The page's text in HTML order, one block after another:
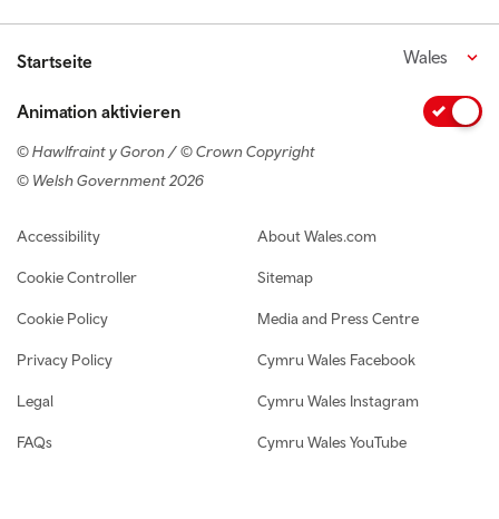
Startseite Wales
Animation aktivieren
© Hawlfraint y Goron / © Crown Copyright
© Welsh Government 2026
Footer navigation
Accessibility
Cookie Controller
Cookie Policy
Privacy Policy
Legal
FAQs
About Wales.com
Sitemap
Media and Press Centre
Cymru Wales Facebook
Cymru Wales Instagram
Cymru Wales YouTube